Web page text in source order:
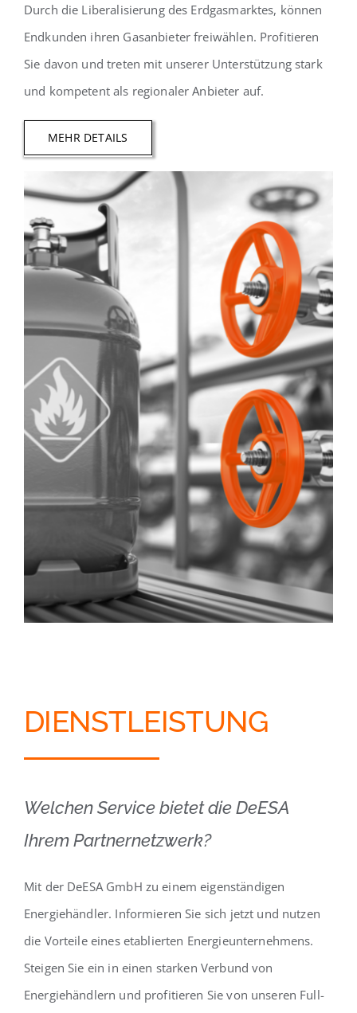
Durch die Liberalisierung des Erdgasmarktes, können
Endkunden ihren Gasanbieter freiwählen. Profitieren
Sie davon und treten mit unserer Unterstützung stark
und kompetent als regionaler Anbieter auf.
MEHR DETAILS
DIENSTLEISTUNG
Welchen Service bietet die DeESA
Ihrem Partnernetzwerk?
Mit der DeESA GmbH zu einem eigenständigen
Energiehändler. Informieren Sie sich jetzt und nutzen
die Vorteile eines etablierten Energieunternehmens.
Steigen Sie ein in einen starken Verbund von
Energiehändlern und profitieren Sie von unseren Full-